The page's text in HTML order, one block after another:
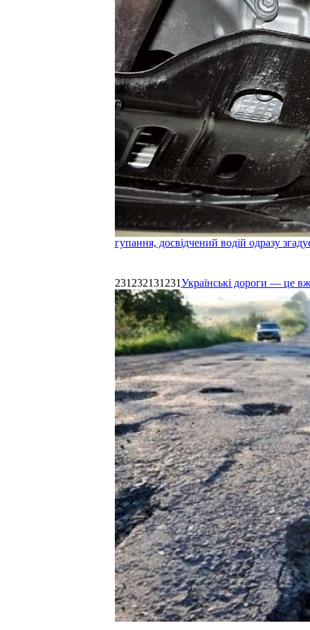
гупання, досвідчений водій одразу
231232131231Українські дороги — це